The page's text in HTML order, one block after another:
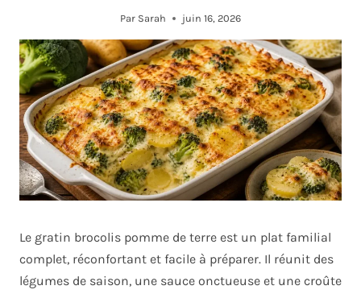
Par Sarah juin 16, 2026
Le gratin brocolis pomme de terre est un plat familial
complet, réconfortant et facile à préparer. Il réunit des
légumes de saison, une sauce onctueuse et une croûte